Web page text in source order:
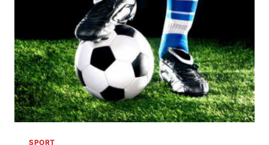
SPORT